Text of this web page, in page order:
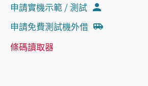
申請實機示範 / 測試
申請免費測試機外借
條碼讀取器